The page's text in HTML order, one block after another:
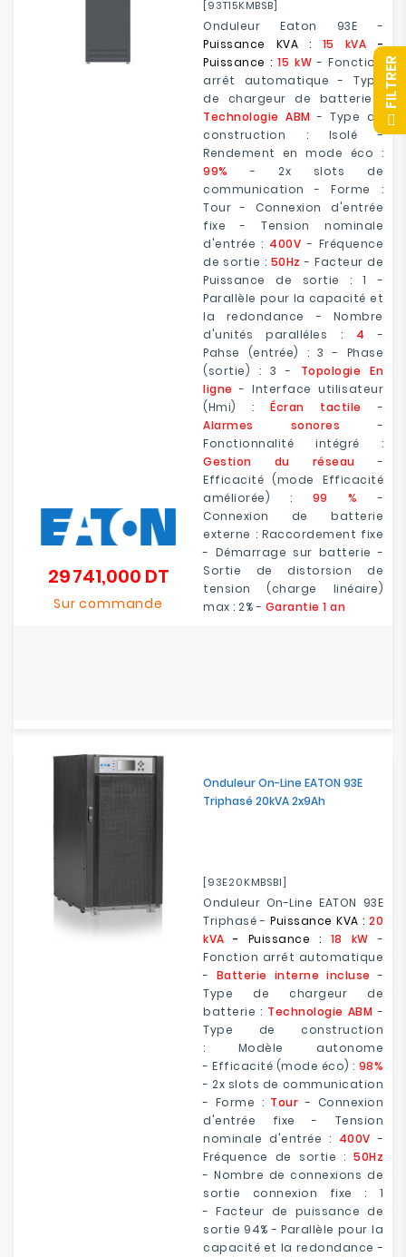
[93T15KMBSB]
Onduleur Eaton 93E -
Puissance KVA : 15 kVA -
Puissance : 15 kW - Fonction
arrêt automatique - Type
de chargeur de batterie :
Technologie ABM - Type de
construction : Isolé -
Rendement en mode éco :
99% - 2x slots de
communication - Forme :
Tour - Connexion d'entrée
fixe - Tension nominale
d'entrée : 400V - Fréquence
de sortie : 50Hz - Facteur de
Puissance de sortie : 1 -
Parallèle pour la capacité et
la redondance - Nombre
d'unités paralléles : 4 -
Pahse (entrée) : 3 - Phase
(sortie) : 3 - Topologie En
ligne - Interface utilisateur
(Hmi) :Écran tactile
-
Alarmes sonores -
Fonctionnalité intégré :
Gestion du réseau -
Efficacité (mode Efficacité
améliorée) : 99 % -
Connexion de batterie
externe : Raccordement fixe
- Démarrage sur batterie -
Sortie de distorsion de
tension (charge linéaire)
max : 2% - Garantie 1 an
29 741,000 DTPrix
Sur commande
Onduleur On-Line EATON 93E
Triphasé 20kVA 2x9Ah
[93E20KMBSBI]
Onduleur On-Line EATON 93E
Triphasé -Puissance KVA : 20
kVA - Puissance : 18 kW -
Fonction arrêt automatique
- Batterie interne incluse -
Type de chargeur de
batterie : Technologie ABM -
Type de construction
: Modèle autonome
- Efficacité (mode éco) : 98%
- 2x slots de communication
- Forme : Tour - Connexion
d'entrée fixe - Tension
nominale d'entrée : 400V -
Fréquence de sortie : 50Hz
- Nombre de connexions de
sortie connexion fixe : 1
- Facteur de puissance de
sortie 94% - Parallèle pour la
capacité et la redondance -
R